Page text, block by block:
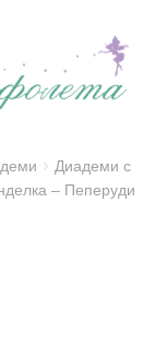
Диадеми с
– Пеперуди